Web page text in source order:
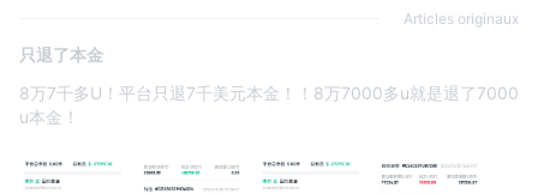
Articles originaux
只退了本金
8万7千多U！平台只退7千美元本金！！8万7000多u就是退了7000
u本金！